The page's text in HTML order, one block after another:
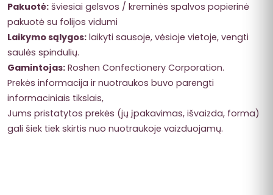
Pakuotė: šviesiai gelsvos / kreminės spalvos popierinė
pakuotė su folijos vidumi
Laikymo sąlygos: laikyti sausoje, vėsioje vietoje, vengti
saulės spindulių.
Gamintojas: Roshen Confectionery Corporation.
Prekės informacija ir nuotraukos buvo parengti
informaciniais tikslais,
Jums pristatytos prekės (jų įpakavimas, išvaizda, forma)
gali šiek tiek skirtis nuo nuotraukoje vaizduojamų.